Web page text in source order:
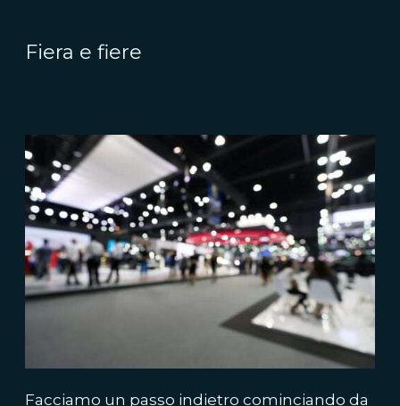
Fiera e fiere
Facciamo un passo indietro cominciando da